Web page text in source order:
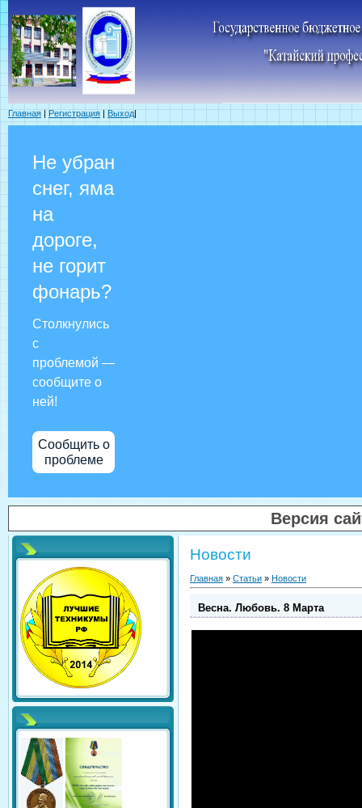
Главная | Регистрация | Выход|
Не убран
снег, яма
на
дороге,
не горит
фонарь?
Столкнулись
с
проблемой —
сообщите о
ней!
Сообщить о
проблеме
Версия
Новости
Главная » Статьи » Новости
Весна. Любовь. 8 Марта